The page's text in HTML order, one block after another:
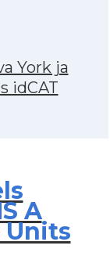
York ja
idCAT
A
Units